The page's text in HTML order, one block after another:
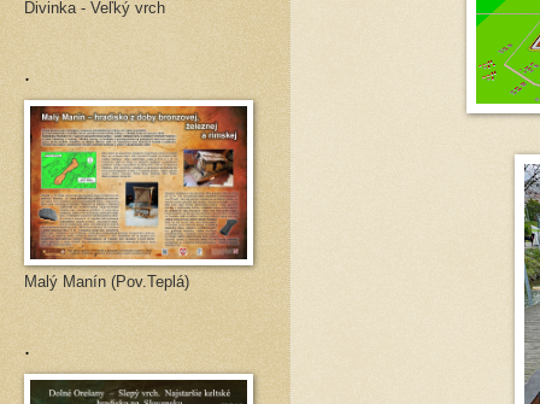
Divinka - Veľký vrch
.
Malý Manín (Pov.Teplá)
.